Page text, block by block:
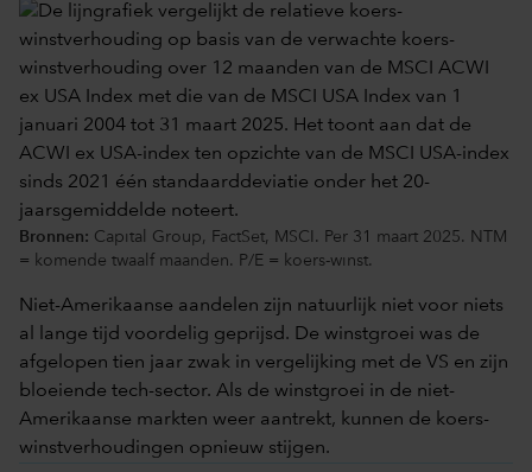
Bronnen: Capital Group, FactSet, MSCI. Per 31 maart 2025. NTM
= komende twaalf maanden. P/E = koers-winst.
Niet-Amerikaanse aandelen zijn natuurlijk niet voor niets
al lange tijd voordelig geprijsd. De winstgroei was de
afgelopen tien jaar zwak in vergelijking met de VS en zijn
bloeiende tech-sector. Als de winstgroei in de niet-
Amerikaanse markten weer aantrekt, kunnen de koers-
winstverhoudingen opnieuw stijgen.